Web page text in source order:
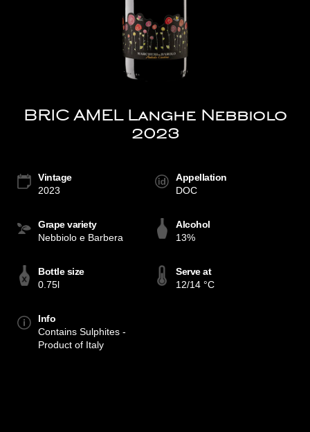
BRIC AMEL Langhe Nebbiolo
2023
Vintage
2023
Appellation
DOC
Grape variety
Nebbiolo e Barbera
Alcohol
13%
Bottle size
0.75l
Serve at
12/14 °C
Info
Contains Sulphites -
Product of Italy